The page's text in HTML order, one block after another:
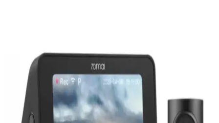
Elektrikli korna, araçlarda güvenliği sağlayan önemli bir sesli uyarı
cihazıdır. Farklı modelleri ve özellikleriyle trafikte fark edilmenizi
sağlar, doğru kullanımı ve bakımıyla güvenliği artırır.
Oto Uzaktan Kumanda Setleri ve Otomoto
Platformundaki Araç Güvenliği ve Konfor Rolü
Oto uzaktan kumanda setleri, araçların kilit ve alarm sistemlerini